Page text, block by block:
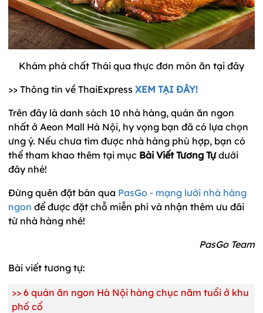
Khám phá chất Thái qua thực đơn món ăn tại đây
>> Thông tin về ThaiExpress XEM TẠI ĐÂY!
Trên đây là danh sách 10 nhà hàng, quán ăn ngon
nhất ở Aeon Mall Hà Nội, hy vọng bạn đã có lựa chọn
ưng ý. Nếu chưa tìm được nhà hàng phù hợp, bạn có
thể tham khao thêm tại mục Bài Viết Tương Tựdưới
đây nhé!
Đừng quên đặt bàn qua PasGo - mạng lưới nhà hàng
ngon để được đặt chỗ miễn phí và nhận thêm ưu đãi
từ nhà hàng nhé!
PasGo Team
Bài viết tương tự:
>> 6 quán ăn ngon Hà Nội hàng chục năm tuổi ở khu
phố cổ